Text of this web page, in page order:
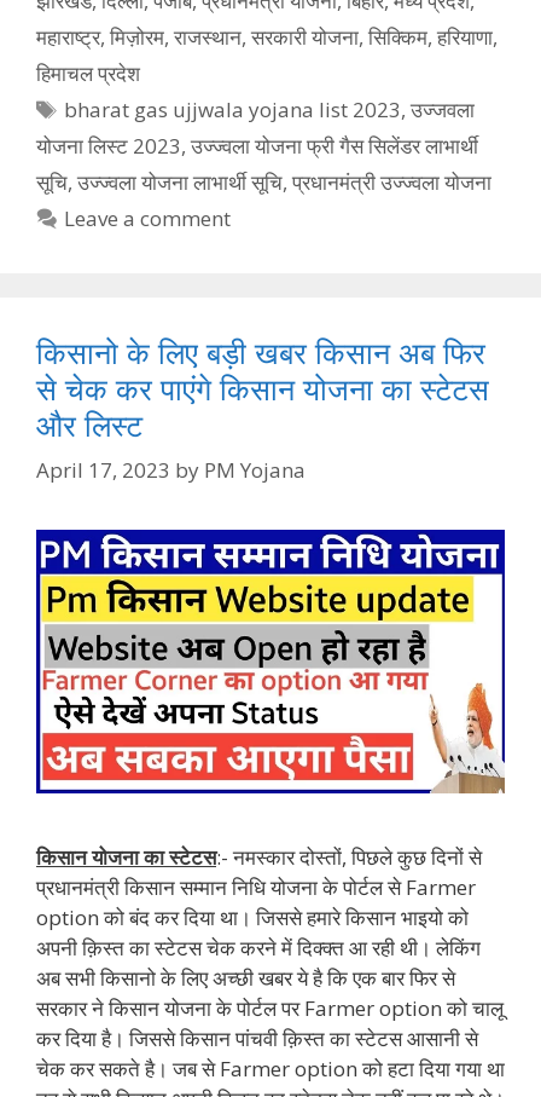
महाराष्ट्र, मिज़ोरम, राजस्थान, सरकारी योजना, सिक्किम, हरियाणा,
हिमाचल प्रदेश
Tags
bharat gas ujjwala yojana list 2023,उज्जवला
योजना लिस्ट 2023, उज्ज्वला योजना फ्री गैस सिलेंडर लाभार्थी
सूचि, उज्ज्वला योजना लाभार्थी सूचि, प्रधानमंत्री उज्ज्वला योजना
Leave a comment
किसानो के लिए बड़ी खबर किसान अब फिर
से चेक कर पाएंगे किसान योजना का स्टेटस
और लिस्ट
April 17, 2023 by PM Yojana
किसान योजना का स्टेटस:- नमस्कार दोस्तों, पिछले कुछ दिनों से
प्रधानमंत्री किसान सम्मान निधि योजना के पोर्टल से Farmer
option को बंद कर दिया था। जिससे हमारे किसान भाइयो को
अपनी क़िस्त का स्टेटस चेक करने में दिक्क्त आ रही थी। लेकिंग
अब सभी किसानो के लिए अच्छी खबर ये है कि एक बार फिर से
सरकार ने किसान योजना के पोर्टल पर Farmer option को चालू
कर दिया है। जिससे किसान पांचवी क़िस्त का स्टेटस आसानी से
चेक कर सकते है। जब से Farmer option को हटा दिया गया था